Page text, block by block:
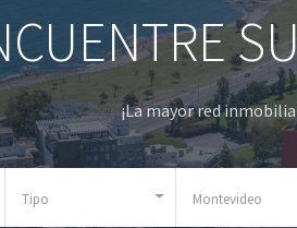
¡La mayor red
Tipo Montevideo